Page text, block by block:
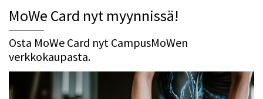
MoWe Card nyt myynnissä!
Osta MoWe Card nyt CampusMoWen
verkkokaupasta.